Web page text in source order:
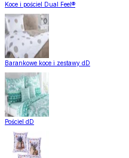
Koce i pościel Dual Feel®
Barankowe koce i zestawy dD
Pościel dD